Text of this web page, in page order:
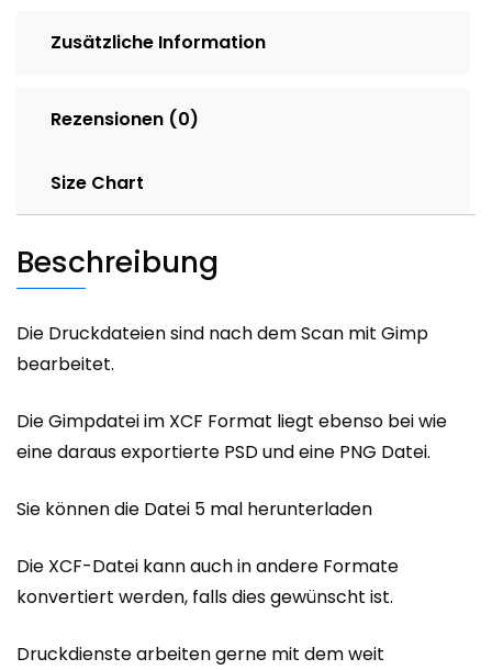
Zusätzliche Information
Rezensionen (0)
Size Chart
Beschreibung
Die Druckdateien sind nach dem Scan mit Gimp
bearbeitet.
Die Gimpdatei im XCF Format liegt ebenso bei wie
eine daraus exportierte PSD und eine PNG Datei.
Sie können die Datei 5 mal herunterladen
Die XCF-Datei kann auch in andere Formate
konvertiert werden, falls dies gewünscht ist.
Druckdienste arbeiten gerne mit dem weit